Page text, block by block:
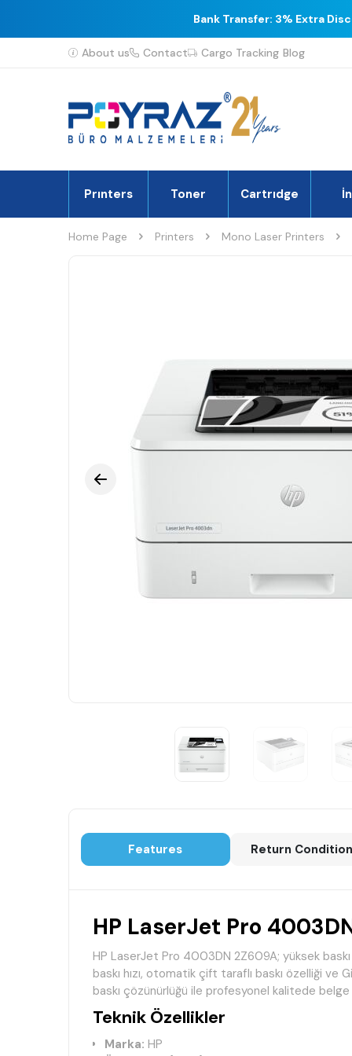
Bank Transfer: 3% Extra
About us Contact Cargo Tracking Blog
Prınters Toner Cartrıdge
Home Page Printers Mono Laser Printers
Features Return
HP LaserJet Pro
HP LaserJet Pro 4003DN 2Z609A; yüksek
baskı hızı, otomatik çift taraflı baskı özelliği ve
baskı çözünürlüğü ile profesyonel kalitede
Teknik Özellikler
Marka: HP